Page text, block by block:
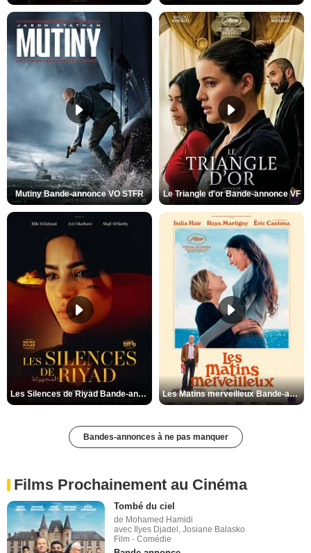
Mutiny Bande-annonce VO STFR Le Triangle d'or Bande-annonce VF
Les Silences de Riyad Bande-annonce VO STFR Les Matins merveilleux Bande-annonce VF
Bandes-annonces à ne pas manquer
Films Prochainement au Cinéma
Tombé du ciel
de Mohamed Hamidi
avec Ilyes Djadel, Josiane Balasko
Film - Comédie